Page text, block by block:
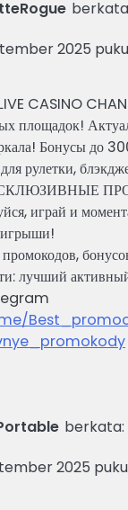
2025
CASINO
площадок!
Бонусы до
рулетки,
играй и
лучший
berkata:
2025